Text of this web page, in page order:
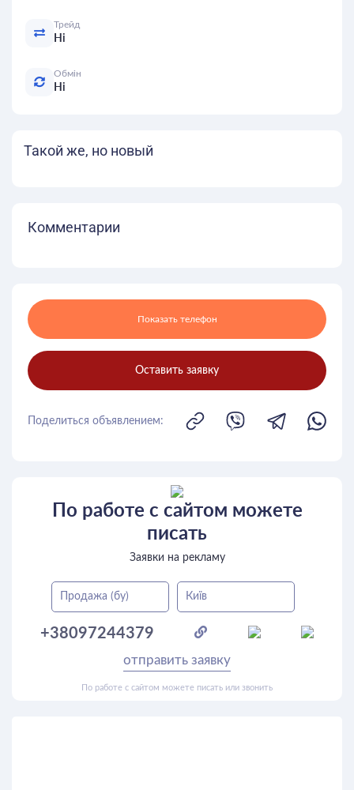
Трейд
Ні
Обмін
Ні
Такой же, но новый
Комментарии
Показать телефон
Оставить заявку
Поделиться объявлением:
По работе с сайтом можете
писать
Заявки на рекламу
Продажа (бу) Київ
+38097244379
отправить заявку
По работе с сайтом можете писать или звонить